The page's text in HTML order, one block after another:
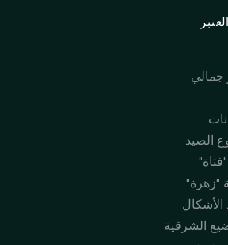
الصيد
"زهرة"
الأشكال
الشرقية